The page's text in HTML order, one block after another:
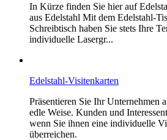
In Kürze finden Sie hier auf
aus Edelstahl Mit dem Edelstahl-
Schreibtisch haben Sie stets Ihre
individuelle Lasergr...
Edelstahl-Visitenkarten
Präsentieren Sie Ihr Unternehmen
edle Weise. Kunden und
wenn Sie ihnen eine individuelle
überreichen.